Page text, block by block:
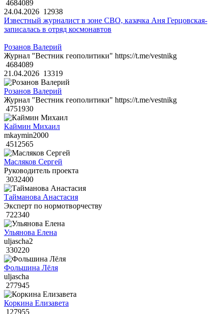
4684089
24.04.2026 12938
Известный журналист в зоне СВО, казачка Аня Герцовская-
записалась в отряд космонавтов
Розанов Валерий
Журнал "Вестник геополитики" https://t.me/vestnikg
4684089
21.04.2026 13319
Розанов Валерий
Журнал "Вестник геополитики" https://t.me/vestnikg
4751930
Каймин Михаил
mkaymin2000
4512565
Масляков Сергей
Руководитель проекта
3032400
Тайманова Анастасия
Эксперт по нормотворчеству
722340
Ульянова Елена
uljascha2
330220
Фольшина Лёля
uljascha
277945
Коркина Елизавета
127955